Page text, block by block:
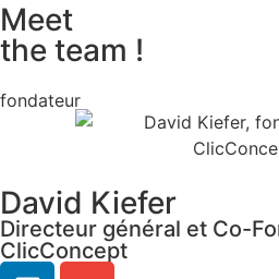
Meet
the team !
fondateur
David Kiefer
Directeur général et Co-
ClicConcept